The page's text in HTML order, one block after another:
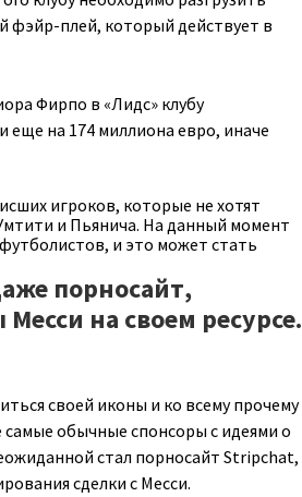
фэйр-плей, который действует в
Фирпо в «Лидс» клубу
на 174 миллиона евро, иначе
игроков, которые не хотят
и Пьянича. На данный момент
и это может стать
порносайт,
на своем ресурсе.
своей иконы и ко всему прочему
самые обычные спонсоры с идеями о
стал порносайт Stripchat,
сделки с Месси.